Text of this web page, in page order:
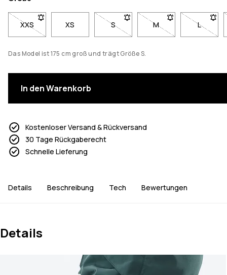
XXS- Größe XXS nicht verfügbar. Klicke, um benachrichtigt zu
XS S- Größe S nicht verfügbar.
M- Größe M nicht
L- Größe
Das Model ist 175 cm groß und trägt Größe S.
In den Warenkorb
Kostenloser Versand & Rückversand
30 Tage Rückgaberecht
Schnelle Lieferung
Details Beschreibung Tech Bewertungen
Details